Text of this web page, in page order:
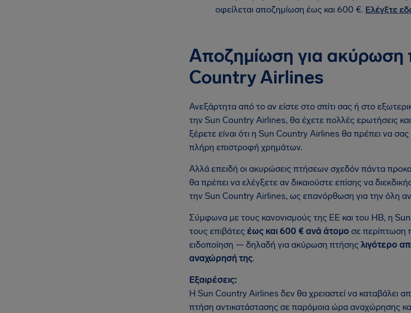
οφείλεται αποζημίωση έως και 600 €. Ελέγξτε
Αποζημίωση για ακύρωση
Country Airlines
Ανεξάρτητα από το αν είστε στο σπίτι σας ή στο
την Sun Country Airlines, θα έχετε πολλές ερωτήσεις
ξέρετε είναι ότι η Sun Country Airlines θα πρέπει να
πλήρη επιστροφή χρημάτων.
Αλλά επειδή οι ακυρώσεις πτήσεων σχεδόν πάντα
θα πρέπει να ελέγξετε αν δικαιούστε επίσης να
την Sun Country Airlines, ως επανόρθωση για την όλη
Σύμφωνα με τους κανονισμούς της ΕΕ και του ΗΒ, η
τους επιβάτεςέως και 600 € ανά άτομο σε περίπτωση
ειδοποίηση — δηλαδή για ακύρωση πτήσηςλιγότερο
αναχώρησή της.
Εξαιρέσεις:
Η Sun Country Airlines δεν θα χρειαστεί να καταβάλει
πτήση αντικατάστασης σε παρόμοια ώρα αναχώρησης